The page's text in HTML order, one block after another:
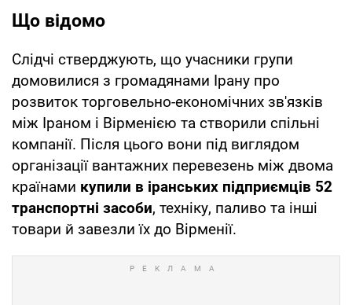
Що відомо
Слідчі стверджують, що учасники групи
домовилися з громадянами Ірану про
розвиток торговельно-економічних зв'язків
між Іраном і Вірменією та створили спільні
компанії. Після цього вони під виглядом
організації вантажних перевезень між двома
країнами купили в іранських підприємців 52
транспортні засоби, техніку, паливо та інші
товари й завезли їх до Вірменії.